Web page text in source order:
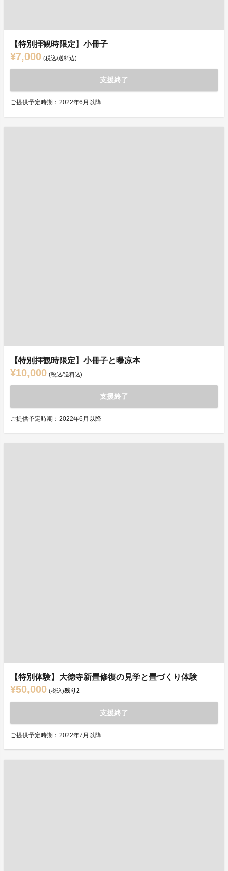
【特別拝観時限定】小冊子
¥7,000 (税込/送料込)
支援終了
ご提供予定時期：2022年6月以降
【特別拝観時限定】小冊子と曝凉本
¥10,000 (税込/送料込)
支援終了
ご提供予定時期：2022年6月以降
【特別体験】大徳寺新畳修復の見学と畳づくり体験
¥50,000 (税込)残り2
支援終了
ご提供予定時期：2022年7月以降